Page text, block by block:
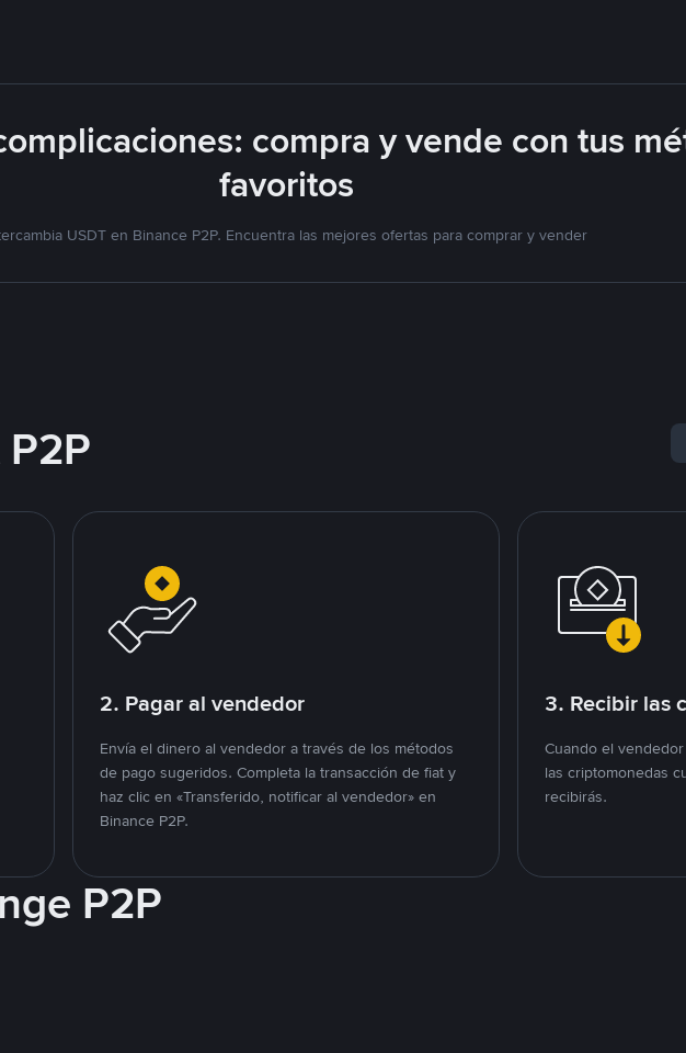
compra y vende con tus
favoritos
USDT en Binance P2P. Encuentra las mejores ofertas para comprar y vender
2. Pagar al vendedor
Envía el dinero al vendedor a través de los métodos
de pago sugeridos. Completa la transacción de fiat y
haz clic en «Transferido, notificar al vendedor» en
Binance P2P.
3. Recibir las
Cuando el
las criptomonedas
recibirás.
P2P